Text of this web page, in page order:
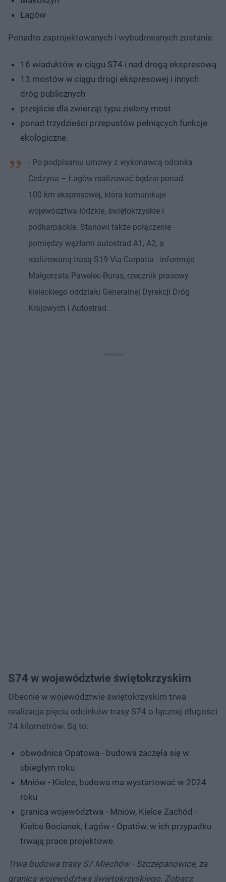
Łagów
Ponadto zaprojektowanych i wybudowanych zostanie:
16 wiaduktów w ciągu S74 i nad drogą ekspresową
13 mostów w ciągu drogi ekspresowej i innych
dróg publicznych
przejście dla zwierząt typu zielony most
ponad trzydzieści przepustów pełniących funkcje
ekologiczne.
- Po podpisaniu umowy z wykonawcą odcinka
Cedzyna – Łagów realizować będzie ponad
100 km ekspresowej, która komunikuje
województwa łódzkie, świętokrzyskie i
podkarpackie. Stanowi także połączenie
pomiędzy węzłami autostrad A1, A2, a
realizowaną trasą S19 Via Carpatia - informuje
Małgorzata Pawelec-Buras, rzecznik prasowy
kieleckiego oddziału Generalnej Dyrekcji Dróg
Krajowych i Autostrad.
S74 w województwie świętokrzyskim
Obecnie w województwie świętokrzyskim trwa
realizacja pięciu odcinków trasy S74 o łącznej długości
74 kilometrów. Są to:
obwodnica Opatowa - budowa zaczęła się w
ubiegłym roku
Mniów - Kielce, budowa ma wystartować w 2024
roku
granica województwa - Mniów, Kielce Zachód -
Kielce Bocianek, Łagów - Opatów, w ich przypadku
trwają prace projektowe.
Trwa budowa trasy S7 Miechów - Szczepanowice, za
granicą województwa świętokrzyskiego. Zobacz